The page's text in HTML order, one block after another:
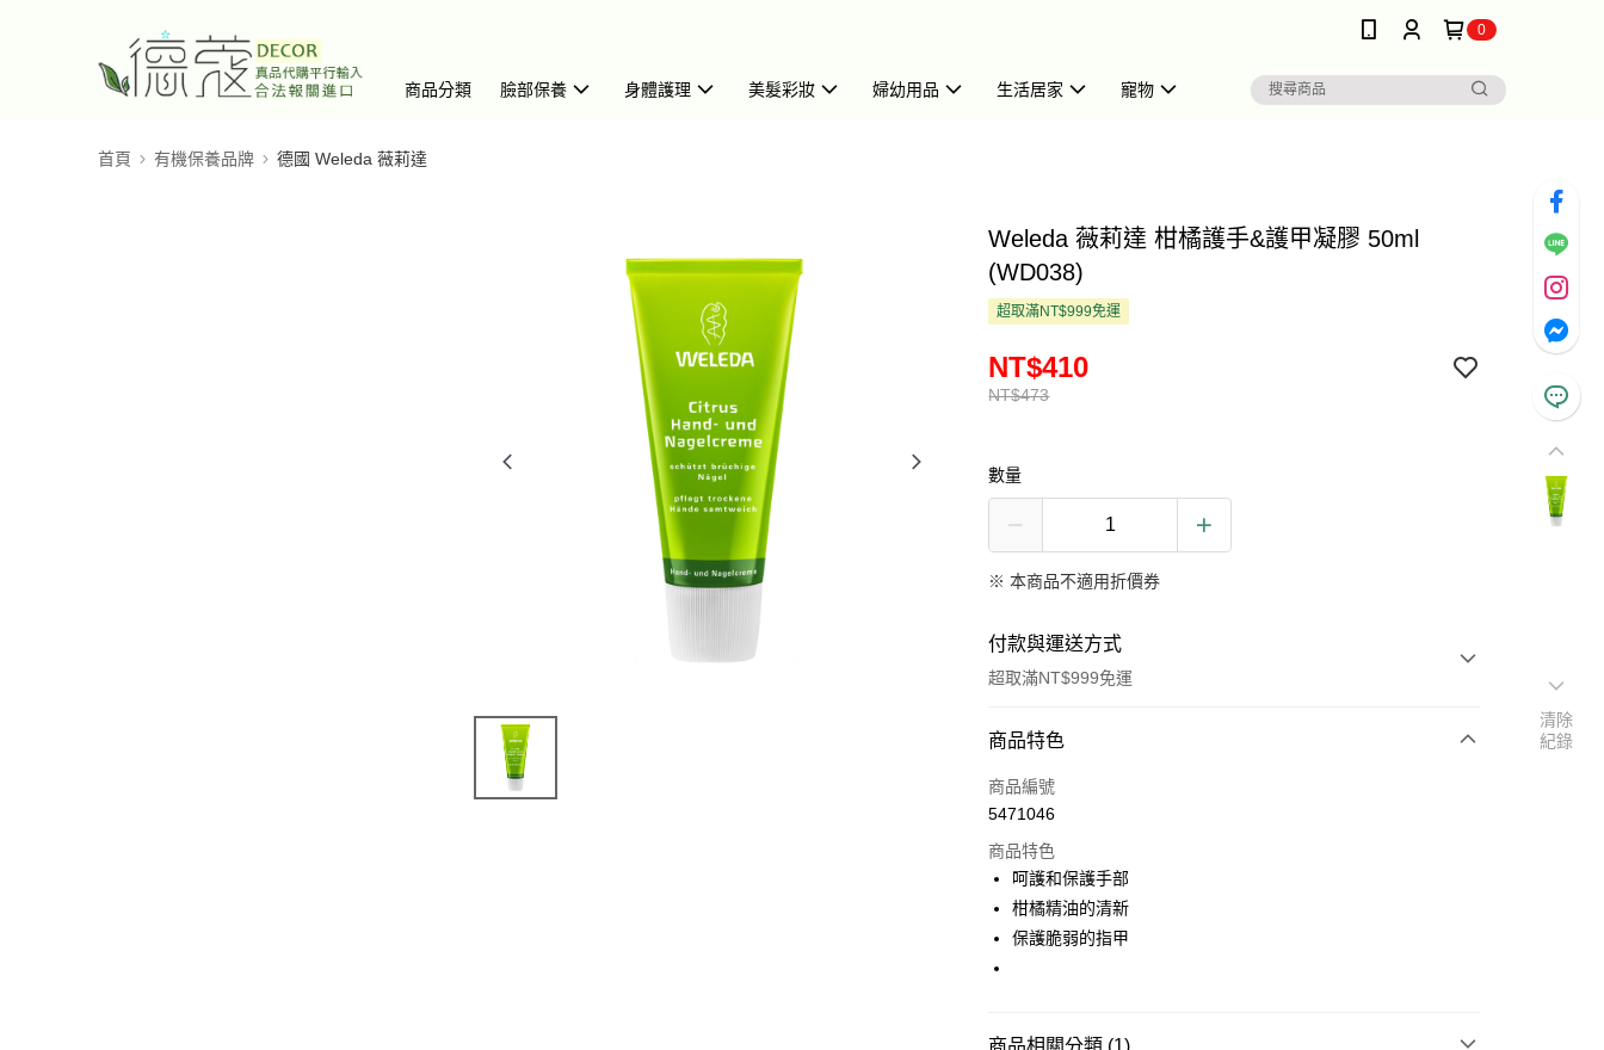
0
商品分類 臉部保養 身體護理 美髮彩妝 婦幼用品 生活居家 寵物
首頁 有機保養品牌 德國 Weleda 薇莉達
Weleda 薇莉達 柑橘護手&護甲凝膠 50ml
(WD038)
超取滿NT$999免運
NT$473
NT$410
數量
※ 本商品不適用折價券
付款與運送方式
超取滿NT$999免運
付款方式
信用卡一次付款
LINE Pay
Apple Pay
商品特色
商品編號
5471046
商品特色
呵護和保護手部
柑橘精油的清新
保護脆弱的指甲
商品相關分類 (1)
清除
紀錄